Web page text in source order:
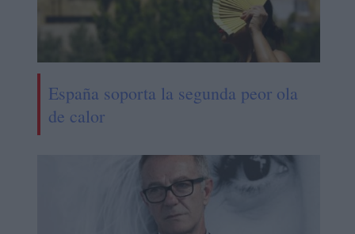
España soporta la segunda peor ola
de calor